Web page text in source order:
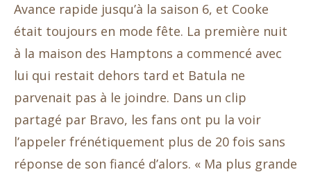
Avance rapide jusqu’à la saison 6, et Cooke
était toujours en mode fête. La première nuit
à la maison des Hamptons a commencé avec
lui qui restait dehors tard et Batula ne
parvenait pas à le joindre. Dans un clip
partagé par Bravo, les fans ont pu la voir
l’appeler frénétiquement plus de 20 fois sans
réponse de son fiancé d’alors. « Ma plus grande